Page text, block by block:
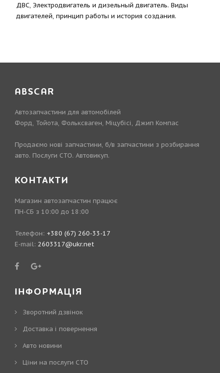
ДВС, Электродвигатель и дизельный двигатель. Виды
двигателей, принцип работы и история создания.
ABSCAR
Автозапчастини для автомобілей
Форд, Тойота, Фольксваген, Міцубісі, Джип Компас
Продаємо нові запчастини, б/в запчастини з розбирання
авто. Послуги СТО. Автовикуп.
КОНТАКТИ
Магазин автозапчастин працює
ПН-СБ з 10:00 до 18:00
Телефон: +380 (67) 260-33-17
E-mail: 2603317@ukr.net
ІНФОРМАЦІЯ
Зворотний дзвінок
Доставка і повернення
Авто новини
Ціни на послуги СТО